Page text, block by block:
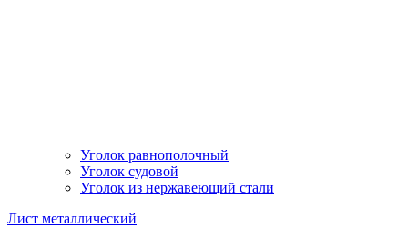
Уголок равнополочный
Уголок судовой
Уголок из нержавеющий стали
Лист металлический